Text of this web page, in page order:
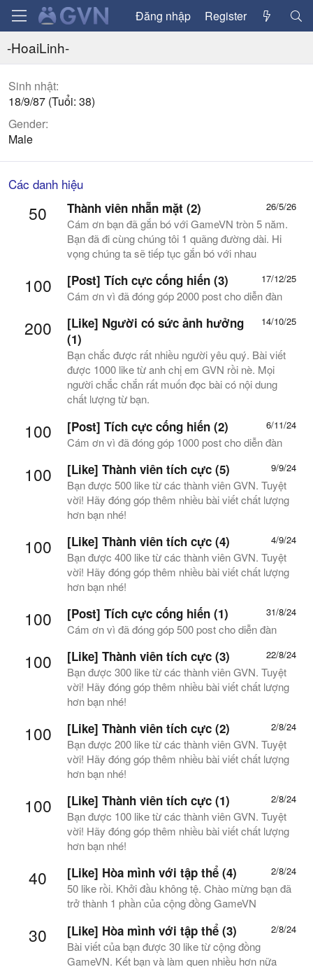
Đăng nhập Register
-HoaiLinh-
Sinh nhật
18/9/87 (Tuổi: 38)
Gender
Male
Các danh hiệu
50 26/5/26
Thành viên nhẵn mặt (2)
Cám ơn bạn đã gắn bó với GameVN tròn 5 năm.
Bạn đã đi cùng chúng tôi 1 quãng đường dài. Hi
vọng chúng ta sẽ tiếp tục gắn bó với nhau
100 17/12/25
[Post] Tích cực cống hiến (3)
Cám ơn vì đã đóng góp 2000 post cho diễn đàn
200 14/10/25
[Like] Người có sức ảnh hưởng
(1)
Bạn chắc được rất nhiều người yêu quý. Bài viết
được 1000 like từ anh chị em GVN rồi nè. Mọi
người chắc chắn rất muốn đọc bài có nội dung
chất lượng từ bạn.
100 6/11/24
[Post] Tích cực cống hiến (2)
Cám ơn vì đã đóng góp 1000 post cho diễn đàn
100 9/9/24
[Like] Thành viên tích cực (5)
Bạn được 500 like từ các thành viên GVN. Tuyệt
vời! Hãy đóng góp thêm nhiều bài viết chất lượng
hơn bạn nhé!
100 4/9/24
[Like] Thành viên tích cực (4)
Bạn được 400 like từ các thành viên GVN. Tuyệt
vời! Hãy đóng góp thêm nhiều bài viết chất lượng
hơn bạn nhé!
100 31/8/24
[Post] Tích cực cống hiến (1)
Cám ơn vì đã đóng góp 500 post cho diễn đàn
100 22/8/24
[Like] Thành viên tích cực (3)
Bạn được 300 like từ các thành viên GVN. Tuyệt
vời! Hãy đóng góp thêm nhiều bài viết chất lượng
hơn bạn nhé!
100 2/8/24
[Like] Thành viên tích cực (2)
Bạn được 200 like từ các thành viên GVN. Tuyệt
vời! Hãy đóng góp thêm nhiều bài viết chất lượng
hơn bạn nhé!
100 2/8/24
[Like] Thành viên tích cực (1)
Bạn được 100 like từ các thành viên GVN. Tuyệt
vời! Hãy đóng góp thêm nhiều bài viết chất lượng
hơn bạn nhé!
40 2/8/24
[Like] Hòa mình với tập thể (4)
50 like rồi. Khởi đầu không tệ. Chào mừng bạn đã
trở thành 1 phần của cộng đồng GameVN
30 2/8/24
[Like] Hòa mình với tập thể (3)
Bài viết của bạn được 30 like từ cộng đồng
GameVN. Kết bạn và làm quen nhiều hơn nữa